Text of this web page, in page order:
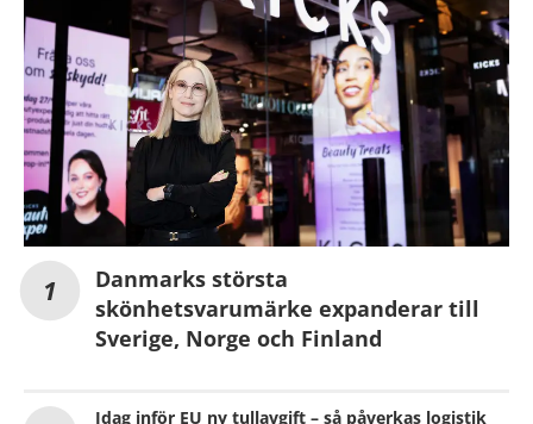
Danmarks största
skönhetsvarumärke expanderar till
Sverige, Norge och Finland
Idag inför EU ny tullavgift – så påverkas logistik